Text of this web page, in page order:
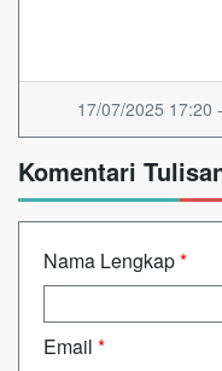
17/07/2025 17:20
Komentari
Nama Lengkap*
Email *